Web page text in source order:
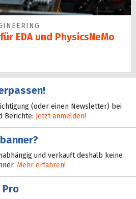
EDA und PhysicsNeMo
(oder einen Newsletter) bei
Berichte: Jetzt anmelden!
und verkauft deshalb keine
Mehr erfahren!
Pro